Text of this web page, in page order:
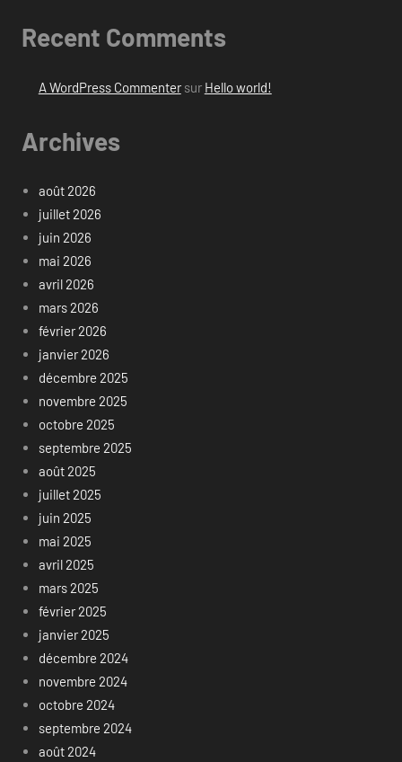
Recent Comments
A WordPress Commentersur Hello world!
Archives
août 2026
juillet 2026
juin 2026
mai 2026
avril 2026
mars 2026
février 2026
janvier 2026
décembre 2025
novembre 2025
octobre 2025
septembre 2025
août 2025
juillet 2025
juin 2025
mai 2025
avril 2025
mars 2025
février 2025
janvier 2025
décembre 2024
novembre 2024
octobre 2024
septembre 2024
août 2024